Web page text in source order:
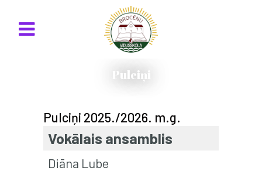
Pulciņi
Pulciņi 2025./2026. m.g.
Vokālais ansamblis
Diāna Lube